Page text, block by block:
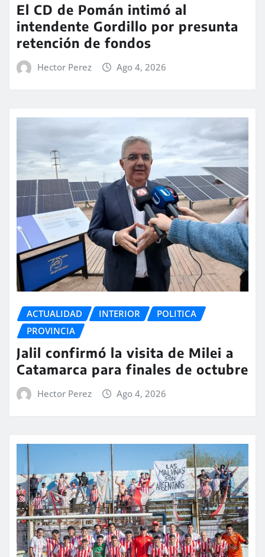
El CD de Pomán intimó al
intendente Gordillo por presunta
retención de fondos
Hector Perez Ago 4, 2026
ACTUALIDAD INTERIOR
POLITICA
PROVINCIA
Jalil confirmó la visita de Milei a
Catamarca para finales de octubre
Hector Perez Ago 4, 2026